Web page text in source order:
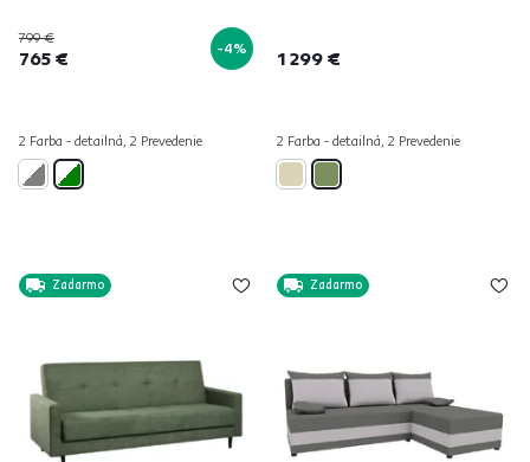
799 €
765 € -4%
2 Farba - detailná, 2 Prevedenie
1 299 €
2 Farba - detailná, 2 Prevedenie
Zadarmo Zadarmo